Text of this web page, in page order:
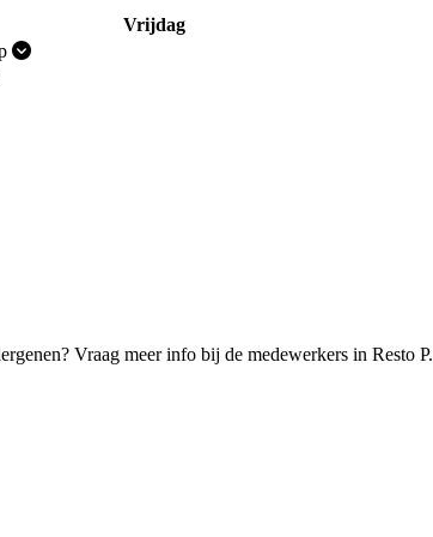
Vrijdag
Vraag meer info bij de medewerkers in Resto P.